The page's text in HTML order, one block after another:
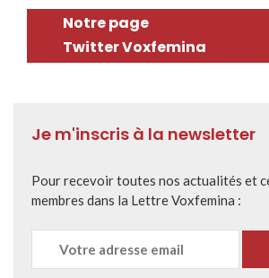
Notre page
Twitter Voxfemina
Je m'inscris à la newsletter
Pour recevoir toutes nos actualités et
membres dans la Lettre Voxfemina :